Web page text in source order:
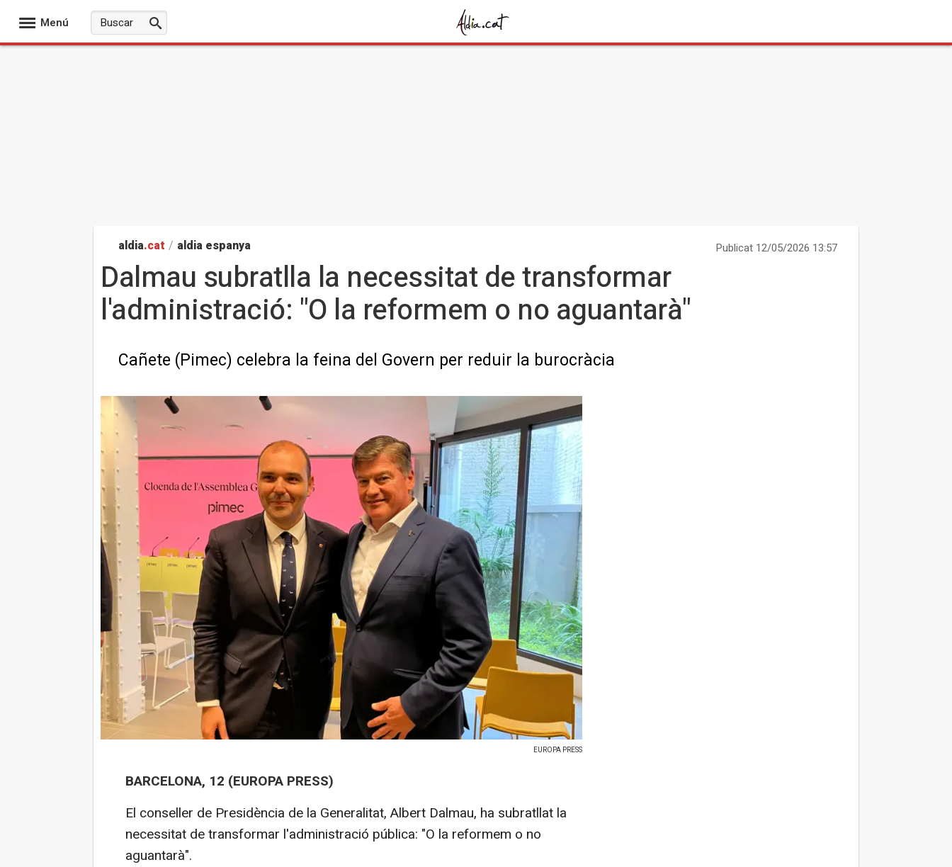
Menú
aldia.cat / aldia espanya Publicat 12/05/2026 13:57
Dalmau subratlla la necessitat de transformar
l'administració: "O la reformem o no aguantarà"
Cañete (Pimec) celebra la feina del Govern per reduir la burocràcia
EUROPA PRESS
BARCELONA, 12 (EUROPA PRESS)
El conseller de Presidència de la Generalitat, Albert Dalmau, ha subratllat la
necessitat de transformar l'administració pública: "O la reformem o no
aguantarà".